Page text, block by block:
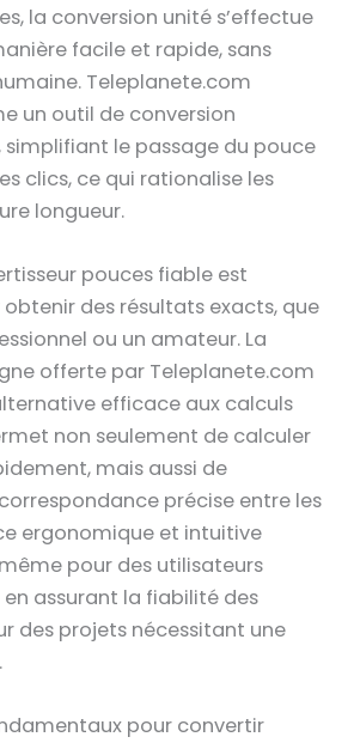
la conversion unité s’effectue
facile et rapide, sans
Teleplanete.com
un outil de conversion
le passage du pouce
clics, ce qui rationalise les
longueur.
pouces fiable est
des résultats exacts, que
ou un amateur. La
offerte par Teleplanete.com
efficace aux calculs
non seulement de calculer
mais aussi de
précise entre les
ergonomique et intuitive
pour des utilisateurs
assurant la fiabilité des
des projets nécessitant une
pour convertir